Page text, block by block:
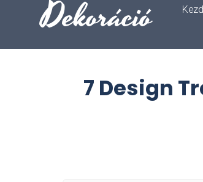
Dekoráció
7 Design